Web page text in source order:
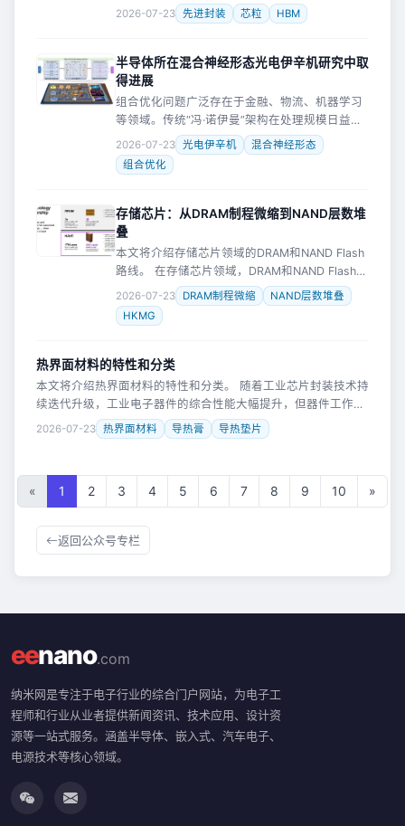
算力和带宽的竞赛正在把封装技术推向极限。传
统的“一颗大芯片搞定一切”的做法已经难以为
2026-07-23 先进封装 芯粒 HBM
半导体所在混合神经形态光电伊辛机研究中取
得进展
组合优化问题广泛存在于金融、物流、机器学习
等领域。传统“冯·诺伊曼”架构在处理规模日益庞
大的问题时面临显著瓶颈。光电伊辛机利用物理
系统的动力学演化进行本征并行求解，是实现大
规模组合优化硬件加速的重要技
2026-07-23 光电伊辛机
混合神经形态
组合优化
存储芯片：从DRAM制程微缩到NAND层数堆
叠
本文将介绍存储芯片领域的DRAM和NAND Flash
路线。 在存储芯片领域，DRAM和NAND Flash走
着两条截然不同的技术演进路线——DRAM在不
断缩小线宽，NAND在不停增加层数。图片展示
的
2026-07-23 DRAM制程微缩
NAND层数堆叠
HKMG
热界面材料的特性和分类
本文将介绍热界面材料的特性和分类。 随着工业芯片封装技术持
续迭代升级，工业电子器件的综合性能大幅提升，但器件工作功
耗与产热量也随之大幅增长，散热压力显著增大。在此背景下，
热界面材料（Thermal I
2026-07-23 热界面材料 导热膏 导热垫片
« 1 2 3 4 5 6 7 8 9 10 »
返回公众号专栏
eenano.com
纳米网是专注于电子行业的综合门户网站，为电子工
程师和行业从业者提供新闻资讯、技术应用、设计资
源等一站式服务。涵盖半导体、嵌入式、汽车电子、
电源技术等核心领域。